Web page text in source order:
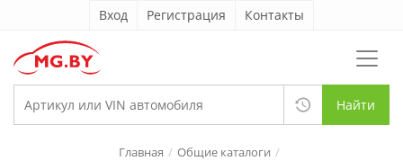
Вход Регистрация Контакты
Найти
Главная Общие каталоги